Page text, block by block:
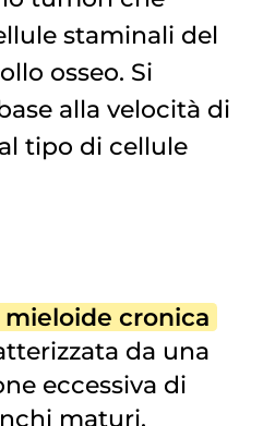
staminali del
osseo. Si
alla velocità di
tipo di cellule
mieloide cronica
da una
eccessiva di
maturi.